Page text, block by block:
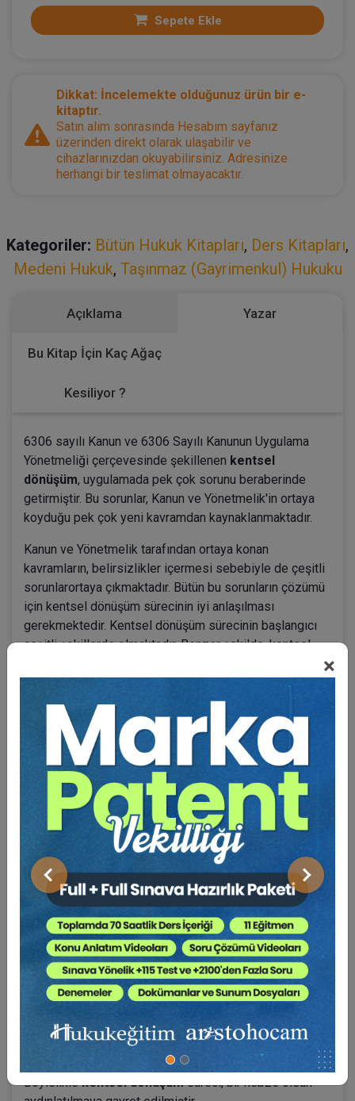
×
Önceki Sonraki
Sepete Ekle
Dikkat: İncelemekte olduğunuz ürün bir e-
kitaptır.
Satın alım sonrasında Hesabım sayfanız
üzerinden direkt olarak ulaşabilir ve
cihazlarınızdan okuyabilirsiniz. Adresinize
herhangi bir teslimat olmayacaktır.
Kategoriler: Bütün Hukuk Kitapları, Ders Kitapları,
Medeni Hukuk, Taşınmaz (Gayrimenkul) Hukuku
Açıklama Yazar
Bu Kitap İçin Kaç Ağaç
Kesiliyor ?
6306 sayılı Kanun ve 6306 Sayılı Kanunun Uygulama
Yönetmeliği çerçevesinde şekillenen kentsel
dönüşüm, uygulamada pek çok sorunu beraberinde
getirmiştir. Bu sorunlar, Kanun ve Yönetmelik'in ortaya
koyduğu pek çok yeni kavramdan kaynaklanmaktadır.
Kanun ve Yönetmelik tarafından ortaya konan
kavramların, belirsizlikler içermesi sebebiyle de çeşitli
sorunlarortaya çıkmaktadır. Bütün bu sorunların çözümü
için kentsel dönüşüm sürecinin iyi anlaşılması
gerekmektedir. Kentsel dönüşüm sürecinin başlangıcı
çeşitli şekillerde olmaktadır. Benzer şekilde, kentsel
mevcuttur. Sürecin başlangıcının ve sonunun tek bir
şekilde olmaması da sürecin anlaşılmasını
zorlaştırmaktadır.
Kanaatimizce, sürecin anlaşılabilmesi için öncelikle
temel kavramların tespit edilmesi gerekir. Temel
kavramlar tespit edildikten sonra her bir kavramın
detaylarına inilmesi, sürecin anlaşılmasını kolaylaştırır.
Tespit edebildiğimiz kadarıyla, kentseldönüşüm
sürecinin temel kavramları şunlardır:
i) Riskli alan
ii) Rezerv yapı alanı
iii) Riskli yapı
iv) Yapı maliki
Bu temel kavramlardan başka kavramlar da kentsel
dönüşüm sürecinde önem arz etmektedir.Kat mülkiyeti,
bağımsız bölüm, arsa payı, sınırlı aynî hak, şerh edilmiş
şahsi hak
gibi. Bu eserde, hem bu temel kavramlar hem
de diğer kavramlar, soru cevap metodu ile incelenmiş
ve kavramların detaylarına inilmeye çalışılmıştır.
Böyleliklekentsel dönüşümsüreci, bir nebze olsun